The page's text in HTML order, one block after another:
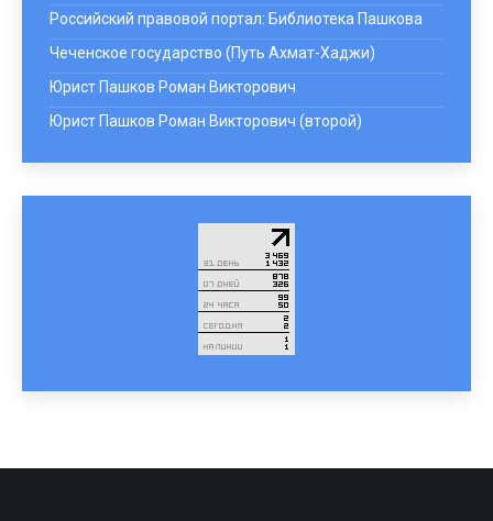
Российский правовой портал: Библиотека Пашкова
Чеченское государство (Путь Ахмат-Хаджи)
Юрист Пашков Роман Викторович
Юрист Пашков Роман Викторович (второй)